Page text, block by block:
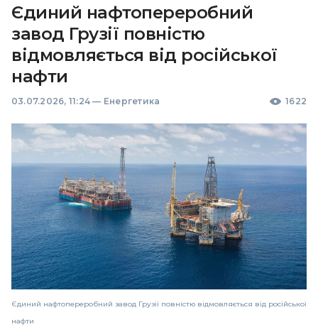
Єдиний нафтопереробний
завод Грузії повністю
відмовляється від російської
нафти
03.07.2026, 11:24 — Енергетика 1622
Єдиний нафтопереробний завод Грузії повністю відмовляється від російської
нафти